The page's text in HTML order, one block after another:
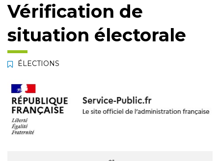
Vérification de
situation électorale
ÉLECTIONS